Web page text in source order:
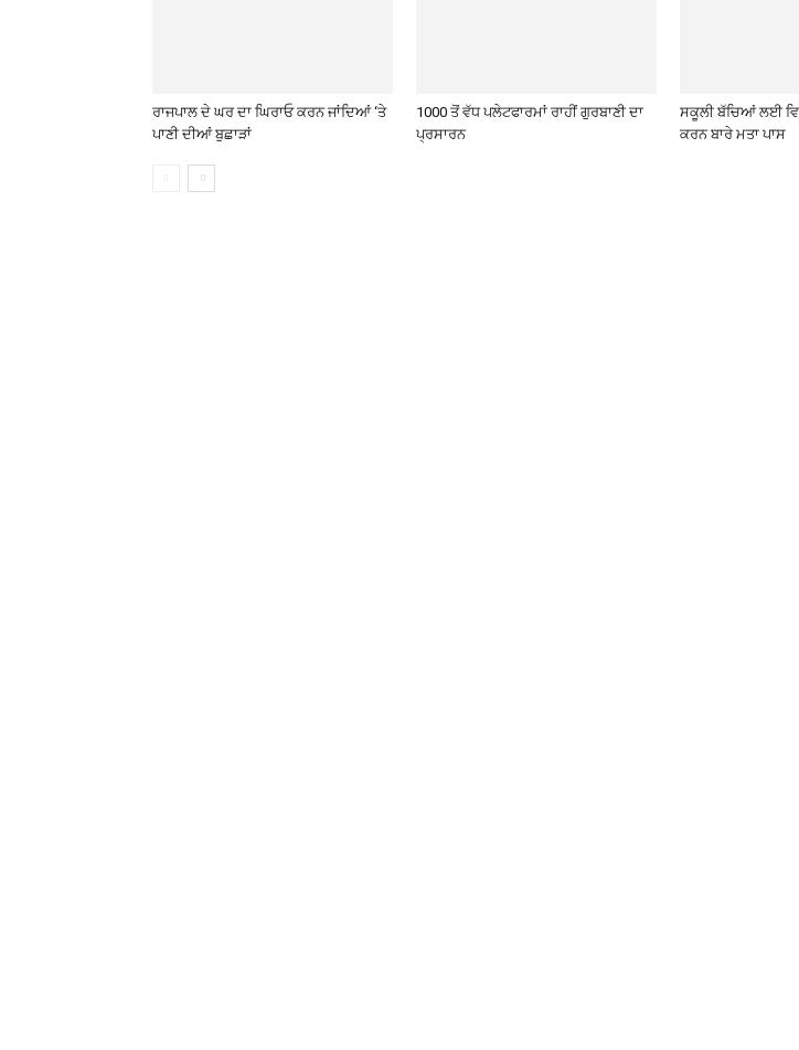
ਰਾਜਪਾਲ ਦੇ ਘਰ ਦਾ ਘਿਰਾਓ ਕਰਨ ਜਾਂਦਿਆਂ ‘ਤੇ
ਪਾਣੀ ਦੀਆਂ ਬੁਛਾੜਾਂ
1000 ਤੋਂ ਵੱਧ ਪਲੇਟਫਾਰਮਾਂ ਰਾਹੀਂ ਗੁਰਬਾਣੀ ਦਾ
ਪ੍ਰਸਾਰਨ
ਸਕੂਲੀ ਬੱਚਿਆਂ ਲਈ
ਕਰਨ ਬਾਰੇ ਮਤਾ ਪਾਸ